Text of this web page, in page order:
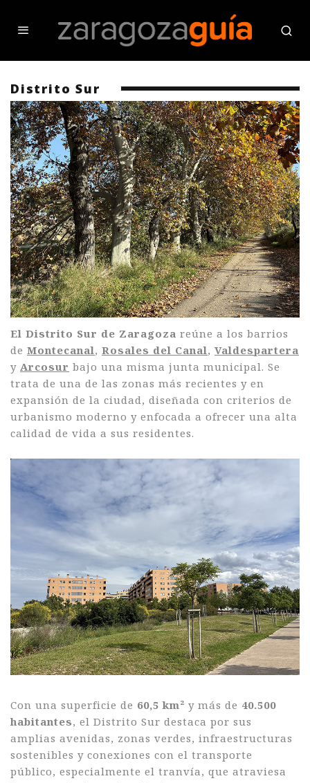
Distrito Sur
El Distrito Sur de Zaragoza reúne a los barrios
de Montecanal, Rosales del Canal, Valdespartera
y Arcosur bajo una misma junta municipal. Se
trata de una de las zonas más recientes y en
expansión de la ciudad, diseñada con criterios de
urbanismo moderno y enfocada a ofrecer una alta
calidad de vida a sus residentes.
Con una superficie de 60,5 km² y más de 40.500
habitantes, el Distrito Sur destaca por sus
amplias avenidas, zonas verdes, infraestructuras
sostenibles y conexiones con el transporte
público, especialmente el tranvía, que atraviesa